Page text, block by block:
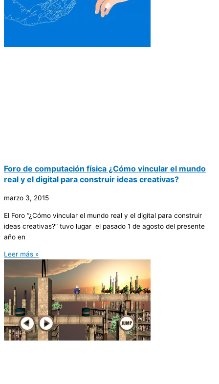
Foro de computación física ¿Cómo vincular el mundo
real y el digital para construir ideas creativas?
marzo 3, 2015
El Foro “¿Cómo vincular el mundo real y el digital para construir
ideas creativas?” tuvo lugar el pasado 1 de agosto del presente
año en
Leer más »